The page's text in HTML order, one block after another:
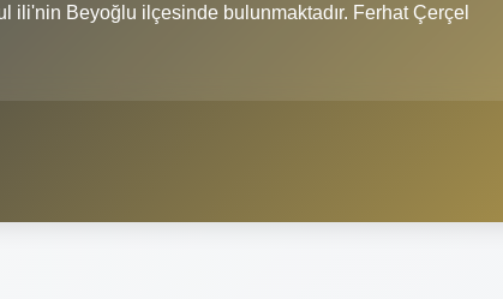
ili'nin Beyoğlu ilçesinde bulunmaktadır. Ferhat Çerçel